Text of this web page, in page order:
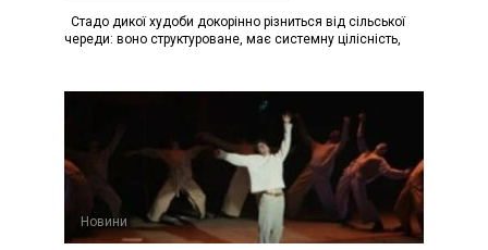
Стадо дикої худоби докорінно різниться від сільської
череди: воно структуроване, має системну цілісність,
Новини